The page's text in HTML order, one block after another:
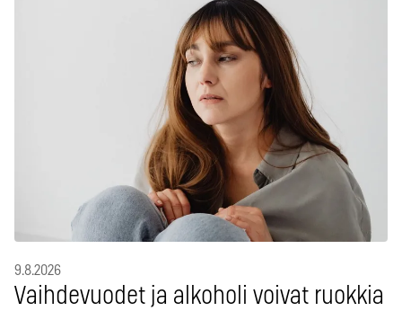
9.8.2026
Vaihdevuodet ja alkoholi voivat ruokkia